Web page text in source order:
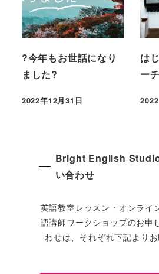
?今年もお世話になり
ました?
2022年12月31日
は
ー
Bright English
い合わせ
英語教室レッスン・オンライ
語講師ワークショップのお申
わせは、それぞれ下記よりお